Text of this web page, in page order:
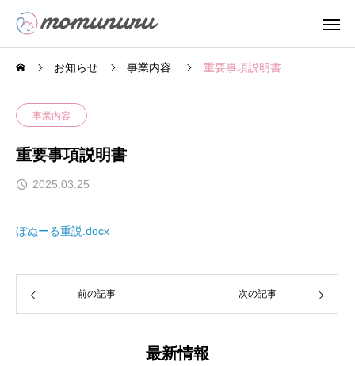
お知らせ 事業内容 重要事項説明書
事業内容
重要事項説明書
2025.03.25
ぼぬーる重説.docx
前の記事 次の記事
最新情報